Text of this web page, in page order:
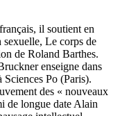
il soutient en
sexuelle, Le corps de
de Roland Barthes.
enseigne dans
Sciences Po (Paris).
des « nouveaux
de longue date Alain